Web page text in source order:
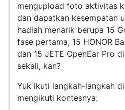
mengupload foto aktivitas
dan dapatkan kesempatan
hadiah menarik berupa 15
fase pertama, 15 HONOR
dan 15 JETE OpenEar Pro
sekali, kan?
Yuk ikuti langkah-langkah
mengikuti kontesnya: